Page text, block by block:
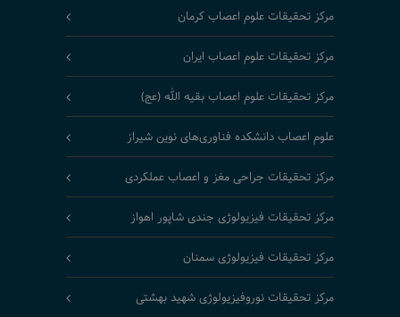
مرکز تحقیقات علوم اعصاب کرمان
مرکز تحقیقات علوم اعصاب ایران
مرکز تحقیقات علوم اعصاب بقیه الله (عج)
علوم اعصاب دانشکده فناوری‌های نوین شیراز
مرکز تحقیقات جراحی مغز و اعصاب عملکردی
مرکز تحقیقات فیزیولوژی جندی شاپور اهواز
مرکز تحقیقات فیزیولوژی سمنان
مرکز تحقیقات نوروفیزیولوژی شهید بهشتی